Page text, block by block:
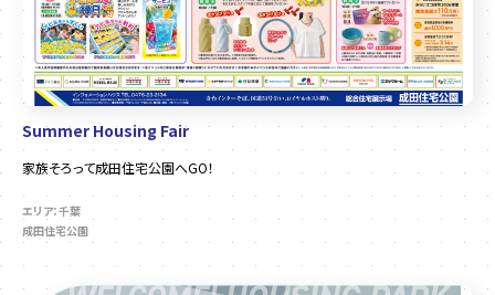
Summer Housing Fair
家族そろって成田住宅公園へGO！
エリア：千葉
成田住宅公園